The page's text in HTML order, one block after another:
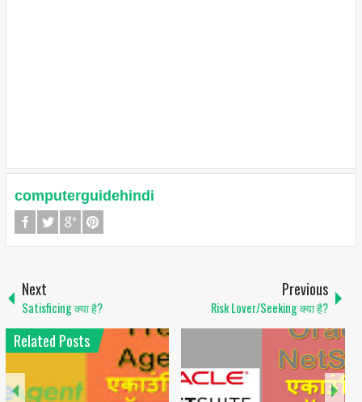
computerguidehindi
Next
Satisficing क्या है?
Previous
Risk Lover/Seeking क्या है?
Related Posts